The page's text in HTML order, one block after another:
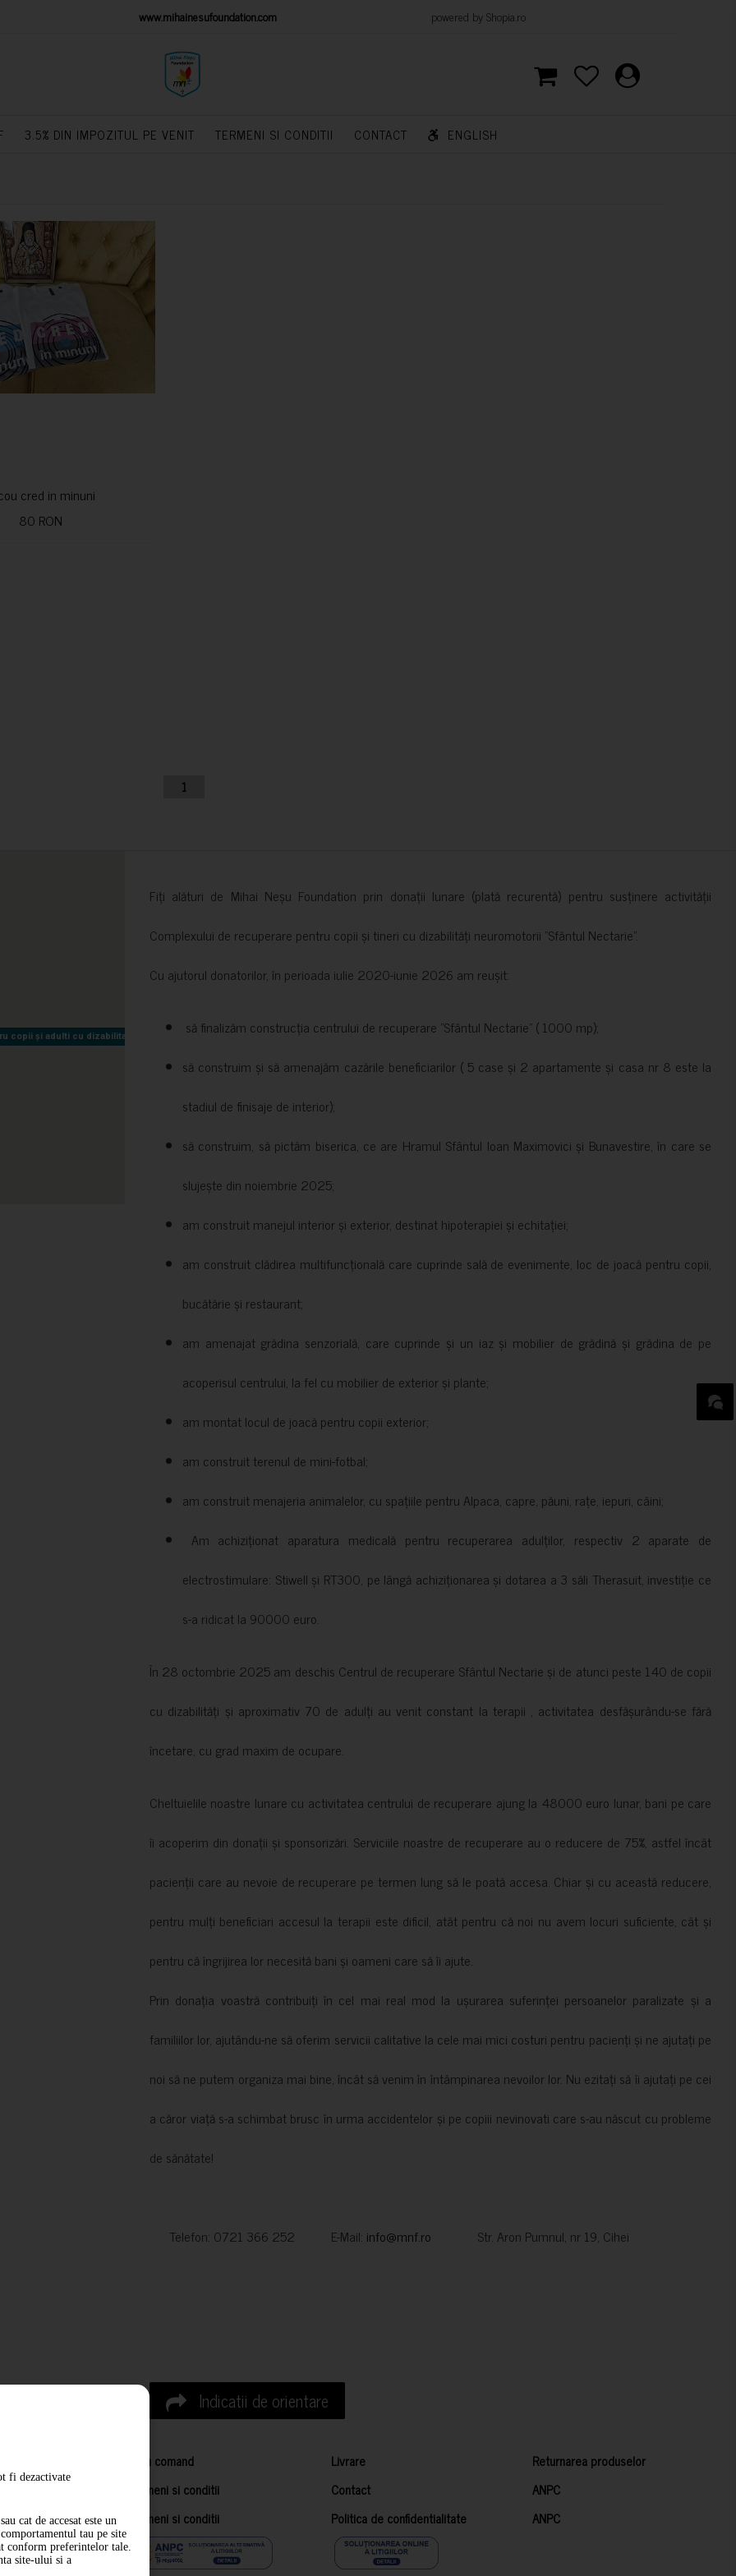
PLATFORM www.mihainesufoundation.com powered by Shopia.ro
3.5% DIN IMPOZITUL PE VENIT TERMENI SI CONDITII CONTACT ENGLISH
cred in minuni
80 RON
CUMPARA
1
copii și adulti cu dizabilitati neuromotorii Sfântul Nectarie
copii și adulti cu dizabilitati neuromotorii Sfântul Nectarie
Fiți alături de Mihai Neșu Foundation prin donații lunare (plată recurentă) pentru susținere activității
Complexului de recuperare pentru copii și tineri cu dizabilități neuromotorii ”Sfântul Nectarie”.
Cu ajutorul donatorilor, în perioada iulie 2020-iunie 2026 am reușit:
să finalizăm construcția centrului de recuperare ”Sfântul Nectarie” ( 1000 mp);
să construim și să amenajăm cazările beneficiarilor ( 5 case și 2 apartamente și casa nr 8 este la
stadiul de finisaje de interior);
să construim, să pictăm biserica, ce are Hramul Sfântul Ioan Maximovici și Bunavestire, în care se
slujește din noiembrie 2025;
am construit manejul interior și exterior, destinat hipoterapiei și echitației;
am construit clădirea multifuncțională care cuprinde sală de evenimente, loc de joacă pentru copii,
bucătărie și restaurant;
am amenajat grădina senzorială, care cuprinde și un iaz și mobilier de grădină și grădina de pe
acoperisul centrului, la fel cu mobilier de exterior și plante;
am montat locul de joacă pentru copii exterior;
am construit terenul de mini-fotbal;
am construit menajeria animalelor, cu spațiile pentru Alpaca, capre, păuni, rațe, iepuri, câini;
Am achiziționat aparatura medicală pentru recuperarea adulților, respectiv 2 aparate de
electrostimulare: Stiwell și RT300, pe lângă achiziționarea și dotarea a 3 săli Therasuit, investiție ce
s-a ridicat la 90000 euro.
În 28 octombrie 2025 am deschis Centrul de recuperare Sfântul Nectarie și de atunci peste 140 de copii
cu dizabilități și aproximativ 70 de adulți au venit constant la terapii , activitatea desfășurându-se fără
încetare, cu grad maxim de ocupare.
Cheltuielile noastre lunare cu activitatea centrului de recuperare ajung la 48000 euro lunar, bani pe care
îi acoperim din donații și sponsorizări. Serviciile noastre de recuperare au o reducere de 75%, astfel încât
pacienții care au nevoie de recuperare pe termen lung să le poată accesa. Chiar și cu această reducere,
pentru mulți beneficiari accesul la terapii este dificil, atât pentru că noi nu avem locuri suficiente, cât și
pentru că îngrijirea lor necesită bani și oameni care să îi ajute.
Prin donația voastră contribuiți în cel mai real mod la ușurarea suferinței persoanelor paralizate și a
familiilor lor, ajutându-ne să oferim servicii calitative la cele mai mici costuri pentru pacienți și ne ajutați pe
noi să ne putem organiza mai bine, încât să venim în întâmpinarea nevoilor lor. Nu ezitați să îi ajutați pe cei
a căror viață s-a schimbat brusc în urma accidentelor și pe copiii nevinovati care s-au născut cu probleme
de sănătate!
Telefon: 0721 366 252 E-Mail: info@mnf.ro Str. Aron Pumnul, nr 19, Cihei
Indicatii de orientare
Cum comand Livrare
Returnarea produselor
Termeni si conditii
Contact
ANPC
Termeni si conditii
Politica de confidentialitate ANPC
fi dezactivate
cat de accesat este un
tau pe site
conform preferintelor tale.
site-ului si a